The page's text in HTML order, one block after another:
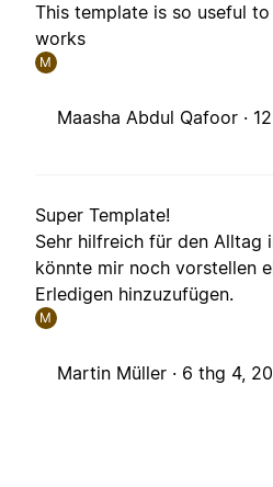
This template is so useful
works
M
Maasha Abdul Qafoor ·
Super Template!
Sehr hilfreich für den Alltag
könnte mir noch vorstellen
Erledigen hinzuzufügen.
M
Martin Müller · 6 thg 4,